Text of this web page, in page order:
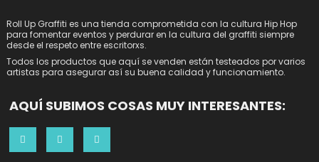
Roll Up Graffiti es una tienda comprometida con la cultura Hip Hop
para fomentar eventos y perdurar en la cultura del graffiti siempre
desde el respeto entre escritorxs.
Todos los productos que aquí se venden están testeados por varios
artistas para asegurar así su buena calidad y funcionamiento.
AQUÍ SUBIMOS COSAS MUY INTERESANTES: